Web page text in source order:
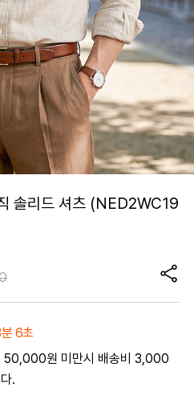
솔리드 셔츠 (NED2WC19
6초
50,000원 미만시 배송비 3,000
.